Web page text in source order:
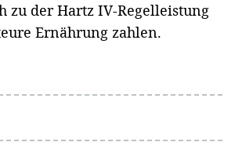
zu der Hartz IV-Regelleistung
Ernährung zahlen.